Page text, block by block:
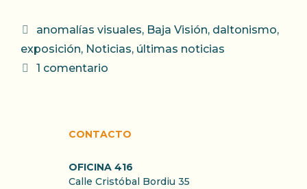
Categorías
anomalías visuales, Baja Visión, daltonismo,
exposición, Noticias, últimas noticias
1 comentario
CONTACTO
OFICINA 416
Calle Cristóbal Bordiu 35